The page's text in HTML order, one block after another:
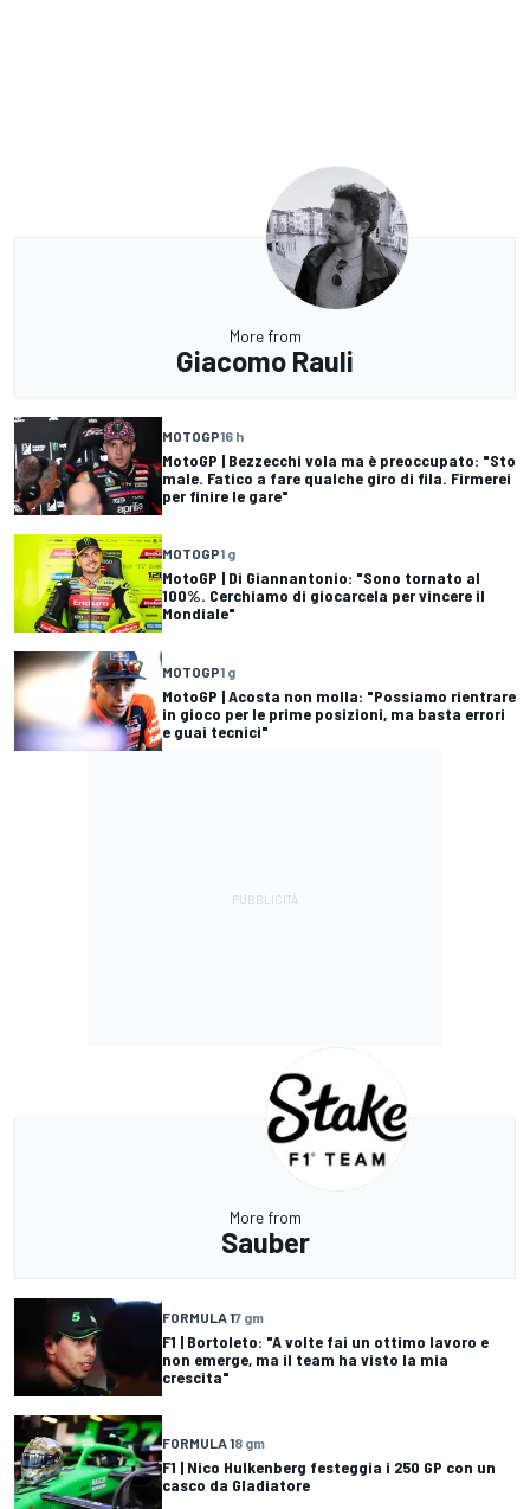
More from
Giacomo Rauli
MOTOGP16 h
MotoGP | Bezzecchi vola ma è preoccupato: "Sto
male. Fatico a fare qualche giro di fila. Firmerei
per finire le gare"
MOTOGP1 g
MotoGP | Di Giannantonio: "Sono tornato al
100%. Cerchiamo di giocarcela per vincere il
Mondiale"
MOTOGP1 g
MotoGP | Acosta non molla: "Possiamo rientrare
in gioco per le prime posizioni, ma basta errori
e guai tecnici"
More from
Sauber
FORMULA 17 gm
F1 | Bortoleto: "A volte fai un ottimo lavoro e
non emerge, ma il team ha visto la mia
crescita"
FORMULA 18 gm
F1 | Nico Hulkenberg festeggia i 250 GP con un
casco da Gladiatore